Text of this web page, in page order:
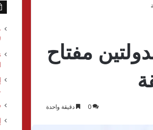
مفتاح
0 دقيقة واحدة